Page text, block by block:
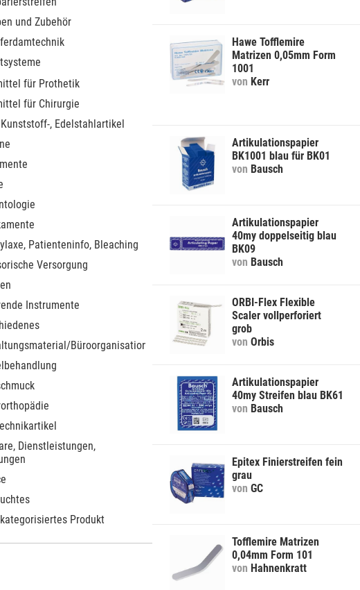
und Zubehör
für Prothetik
für Chirurgie
Kunststoff-, Edelstahlartikel
Patienteninfo, Bleaching
Versorgung
Instrumente
Büroorganisation
Dienstleistungen,
Produkt
Hawe Tofflemire
Matrizen 0,05mm Form
1001
von Kerr
Artikulationspapier
BK1001 blau für BK01
von Bausch
Artikulationspapier
40my doppelseitig blau
BK09
von Bausch
ORBI-Flex Flexible
Scaler vollperforiert
grob
von Orbis
Artikulationspapier
40my Streifen blau BK61
von Bausch
Epitex Finierstreifen fein
grau
von GC
Tofflemire Matrizen
0,04mm Form 101
von Hahnenkratt